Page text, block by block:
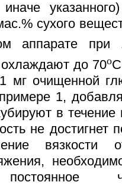
сухого
аппарате при
до 70oС
мг очищенной
1,
в течение
не достигнет
вязкости
постоянное